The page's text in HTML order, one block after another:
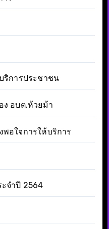
ริการประชาชน
อบต.ห้วยม้า
พอใจการให้บริการ
จำปี 2564